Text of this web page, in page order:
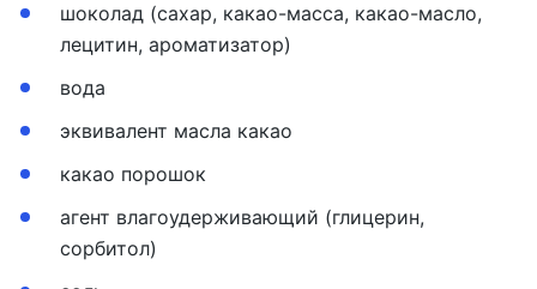
шоколад (сахар, какао-масса, какао-масло,
лецитин, ароматизатор)
вода
эквивалент масла какао
какао порошок
агент влагоудерживающий (глицерин,
сорбитол)